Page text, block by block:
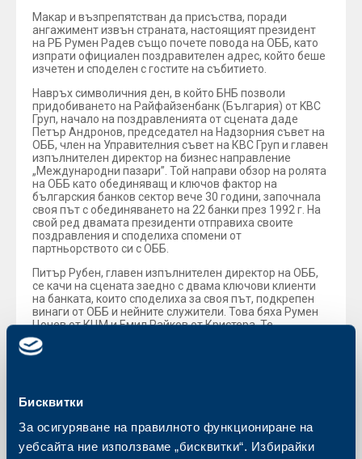
Бисквитки
За осигуряване на правилното функциониране на
уебсайта ние използваме „бисквитки“. Избирайки
Макар и възпрепятстван да присъства, поради
ангажимент извън страната, настоящият президент
на РБ Румен Радев също почете повода на ОББ, като
изпрати официален поздравителен адрес, който беше
изчетен и споделен с гостите на събитието.
Навръх символичния ден, в който БНБ позволи
придобиването на Райфайзенбанк (България) от KBC
Груп, начало на поздравленията от сцената даде
Петър Андронов, председател на Надзорния съвет на
ОББ, член на Управителния съвет на КВС Груп и главен
изпълнителен директор на бизнес направление
„Международни пазари”. Той направи обзор на ролята
на ОББ като обединяващ и ключов фактор на
българския банков сектор вече 30 години, започнала
своя път с обединяването на 22 банки през 1992 г. На
свой ред двамата президенти отправиха своите
поздравления и споделиха спомени от
партньорството си с ОББ.
Питър Рубен, главен изпълнителен директор на ОББ,
се качи на сцената заедно с двама ключови клиенти
на банката, които споделиха за своя път, подкрепен
винаги от ОББ и нейните служители. Това бяха Румен
Цонев от КЦМ и Емил Райков от Кристера. Те
отправиха своите благодарности и пожелания към
банката и се присъединиха към останалите видни